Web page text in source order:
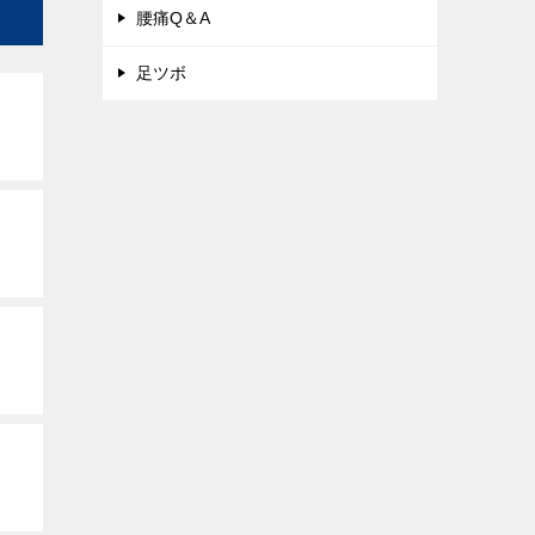
腰痛Q＆A
足ツボ